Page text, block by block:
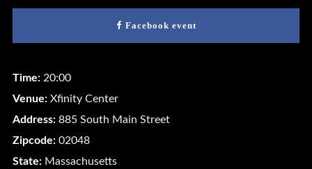
Facebook event
Time:20:00
Venue:Xfinity Center
Address:885 South Main Street
Zipcode:02048
State:Massachusetts